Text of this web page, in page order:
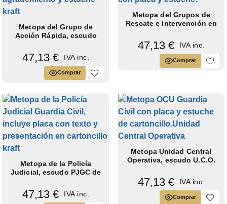
Metopa del Grupo de
Acción Rápida, escudo
47,13 € IVA inc.
Comprar
Metopa del Grupos de
Rescate e Intervención en
47,13 € IVA inc.
Comprar
Metopa de la Policía
Judicial, escudo PJGC de
47,13 € IVA inc.
Metopa Unidad Central
Operativa, escudo U.C.O.
47,13 € IVA inc.
Comprar